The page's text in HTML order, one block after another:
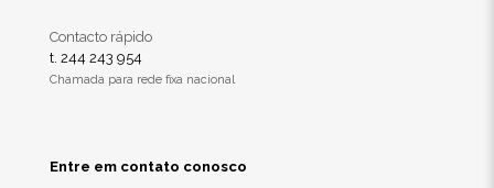
Contacto rápido
t. 244 243 954
Chamada para rede fixa nacional
Entre em contato conosco